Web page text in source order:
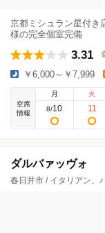
京都ミシュラン星付き
様の完全個室完備
3.31
￥6,000～￥7,999
空席
情報
月
8/10
火
11
ダルバァッヴォ
春日井市 / イタリアン、